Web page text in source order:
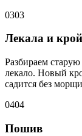
0303
Лекала и крой
Разбираем
лекало. Новый
садится без
0404
Пошив